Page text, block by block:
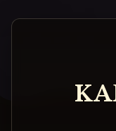
KA